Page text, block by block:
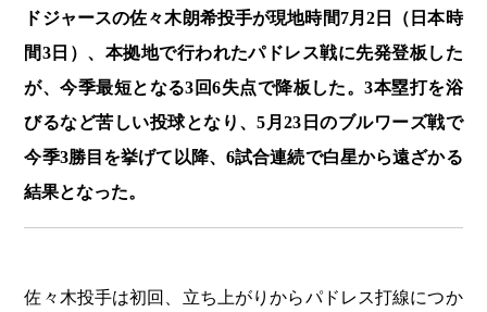
ドジャースの佐々木朗希投手が現地時間7月2日（日本時
間3日）、本拠地で行われたパドレス戦に先発登板した
が、今季最短となる3回6失点で降板した。3本塁打を浴
びるなど苦しい投球となり、5月23日のブルワーズ戦で
今季3勝目を挙げて以降、6試合連続で白星から遠ざかる
結果となった。
佐々木投手は初回、立ち上がりからパドレス打線につか